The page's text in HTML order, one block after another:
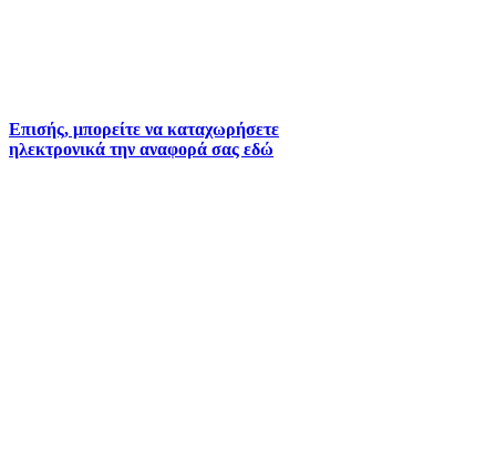
Επισής, μπορείτε να καταχωρήσετε
ηλεκτρονικά την αναφορά σας εδώ